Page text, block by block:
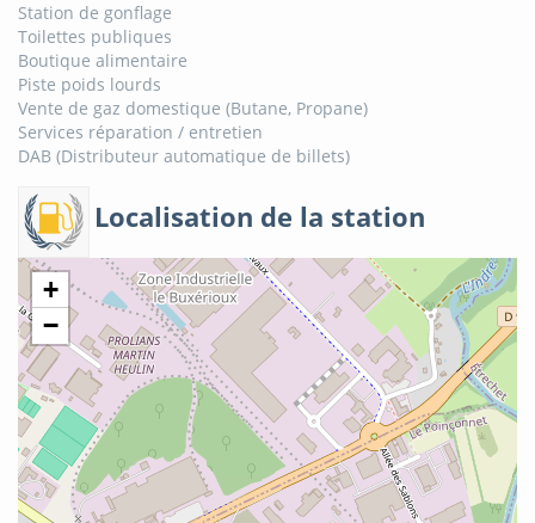
Station de gonflage
Toilettes publiques
Boutique alimentaire
Piste poids lourds
Vente de gaz domestique (Butane, Propane)
Services réparation / entretien
DAB (Distributeur automatique de billets)
Localisation de la station
+
−